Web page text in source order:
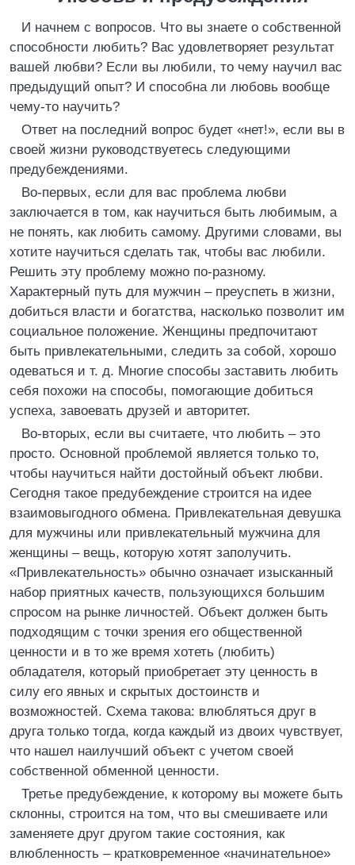
И начнем с вопросов. Что вы знаете о собственной
способности любить? Вас удовлетворяет результат
вашей любви? Если вы любили, то чему научил вас
предыдущий опыт? И способна ли любовь вообще
чему-то научить?
Ответ на последний вопрос будет «нет!», если вы в
своей жизни руководствуетесь следующими
предубеждениями.
Во-первых, если для вас проблема любви
заключается в том, как научиться быть любимым, а
не понять, как любить самому. Другими словами, вы
хотите научиться сделать так, чтобы вас любили.
Решить эту проблему можно по-разному.
Характерный путь для мужчин – преуспеть в жизни,
добиться власти и богатства, насколько позволит им
социальное положение. Женщины предпочитают
быть привлекательными, следить за собой, хорошо
одеваться и т. д. Многие способы заставить любить
себя похожи на способы, помогающие добиться
успеха, завоевать друзей и авторитет.
Во-вторых, если вы считаете, что любить – это
просто. Основной проблемой является только то,
чтобы научиться найти достойный объект любви.
Сегодня такое предубеждение строится на идее
взаимовыгодного обмена. Привлекательная девушка
для мужчины или привлекательный мужчина для
женщины – вещь, которую хотят заполучить.
«Привлекательность» обычно означает изысканный
набор приятных качеств, пользующихся большим
спросом на рынке личностей. Объект должен быть
подходящим с точки зрения его общественной
ценности и в то же время хотеть (любить)
обладателя, который приобретает эту ценность в
силу его явных и скрытых достоинств и
возможностей. Схема такова: влюбляться друг в
друга только тогда, когда каждый из двоих чувствует,
что нашел наилучший объект с учетом своей
собственной обменной ценности.
Третье предубеждение, к которому вы можете быть
склонны, строится на том, что вы смешиваете или
заменяете друг другом такие состояния, как
влюбленность – кратковременное «начинательное»